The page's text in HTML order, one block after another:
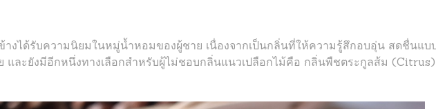
งได้รับความนิยมในหมู่น้ำหอมของผู้ชาย เนื่องจากเป็นกลิ่นที่ให้ความรู้สึกอบอุ่น สดชื่นแบ
และยังมีอีกหนึ่งทางเลือกสำหรับผู้ไม่ชอบกลิ่นแนวเปลือกไม้คือ กลิ่นพืชตระกูลส้ม